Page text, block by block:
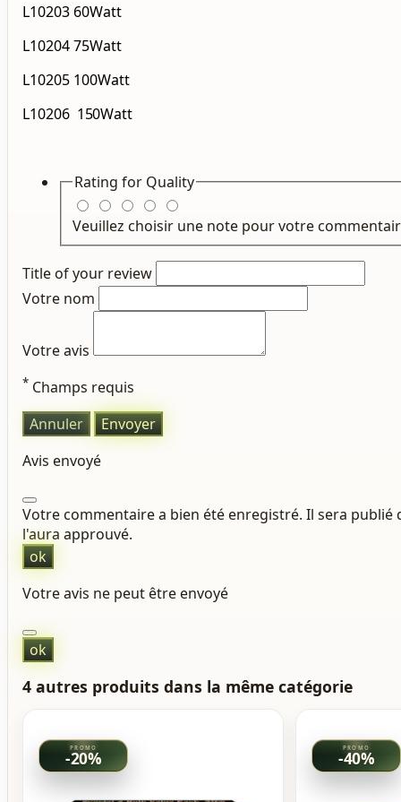
L10203 60Watt
L10204 75Watt
L10205 100Watt
L10206 150Watt
Rating for Quality
Veuillez choisir une note pour votre
Title of your review
Votre nom
Votre avis
* Champs requis
Annuler
Envoyer
Avis envoyé
Votre commentaire a bien été enregistré. Il sera
l'aura approuvé.
ok
Votre avis ne peut être envoyé
ok
4 autres produits dans la même catégorie
-20% -40%